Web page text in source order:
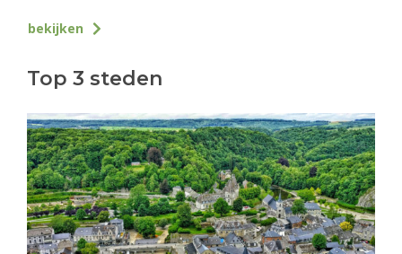
bekijken
Top 3 steden